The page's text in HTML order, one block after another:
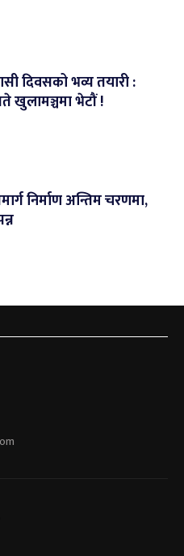
दिवसको भव्य तयारी :
खुलामञ्चमा भेटौं !
निर्माण अन्तिम चरणमा,